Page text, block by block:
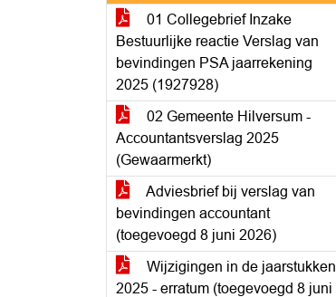
01 Collegebrief Inzake
Bestuurlijke reactie Verslag van
bevindingen PSA jaarrekening
2025 (1927928)
02 Gemeente Hilversum -
Accountantsverslag 2025
(Gewaarmerkt)
Adviesbrief bij verslag van
bevindingen accountant
(toegevoegd 8 juni 2026)
Wijzigingen in de jaarstukken
2025 - erratum (toegevoegd 8 juni